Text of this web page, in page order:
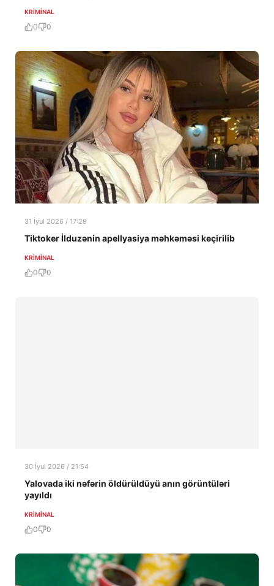
KRIMINAL
0 0
31 İyul 2026 / 17:29
Tiktoker İlduzənin apellyasiya məhkəməsi keçirilib
KRIMINAL
0 0
30 İyul 2026 / 21:54
Yalovada iki nəfərin öldürüldüyü anın görüntüləri
yayıldı
KRIMINAL
0 0